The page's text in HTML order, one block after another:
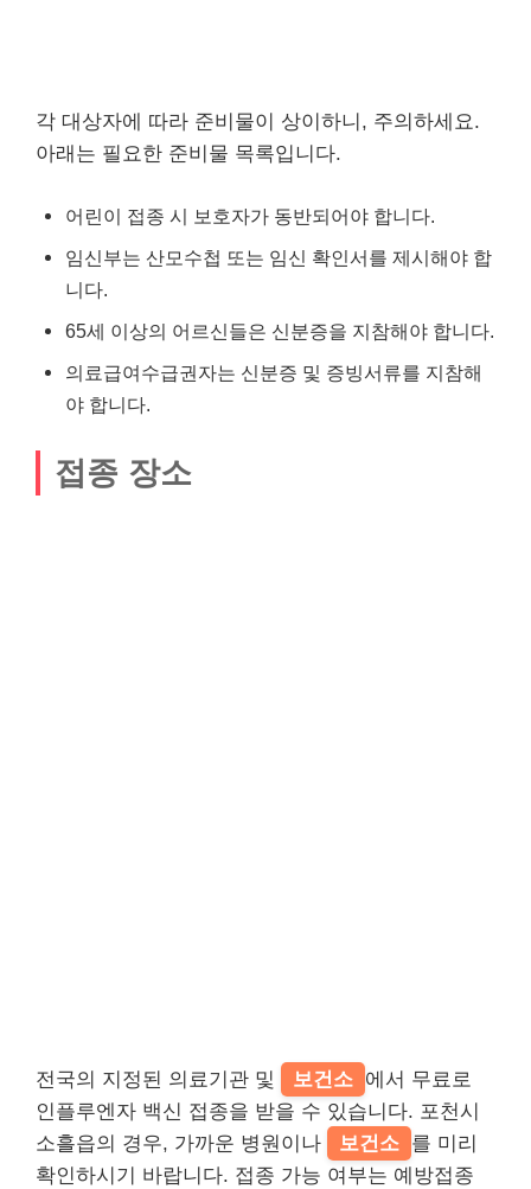
각 대상자에 따라 준비물이 상이하니, 주의하세요.
아래는 필요한 준비물 목록입니다.
어린이 접종 시 보호자가 동반되어야 합니다.
임신부는 산모수첩 또는 임신 확인서를 제시해야 합
니다.
65세 이상의 어르신들은 신분증을 지참해야 합니다.
의료급여수급권자는 신분증 및 증빙서류를 지참해
야 합니다.
접종 장소
전국의 지정된 의료기관 및 보건소 에서 무료로
인플루엔자 백신 접종을 받을 수 있습니다. 포천시
소흘읍의 경우, 가까운 병원이나
보건소 를 미리
확인하시기 바랍니다. 접종 가능 여부는 예방접종